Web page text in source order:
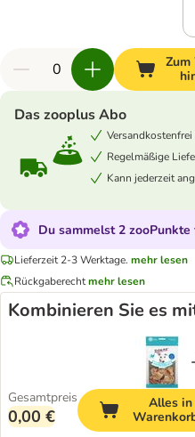
Zum
Das zooplus Abo
Regelmäßige
Kann jederzeit
Du sammelst 2
Lieferzeit 2-3 Werktage. mehr lesen
Rückgaberechtmehr lesen
Kombinieren Sie es
Gesamtpreis
0,00 €
Alles in